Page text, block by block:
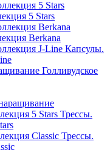
5 Stars
Berkana
Капсулы.
Голливудское
Трессы.
Трессы.